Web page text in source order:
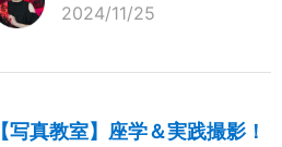
2024/11/25
【写真教室】座学＆実践撮影！